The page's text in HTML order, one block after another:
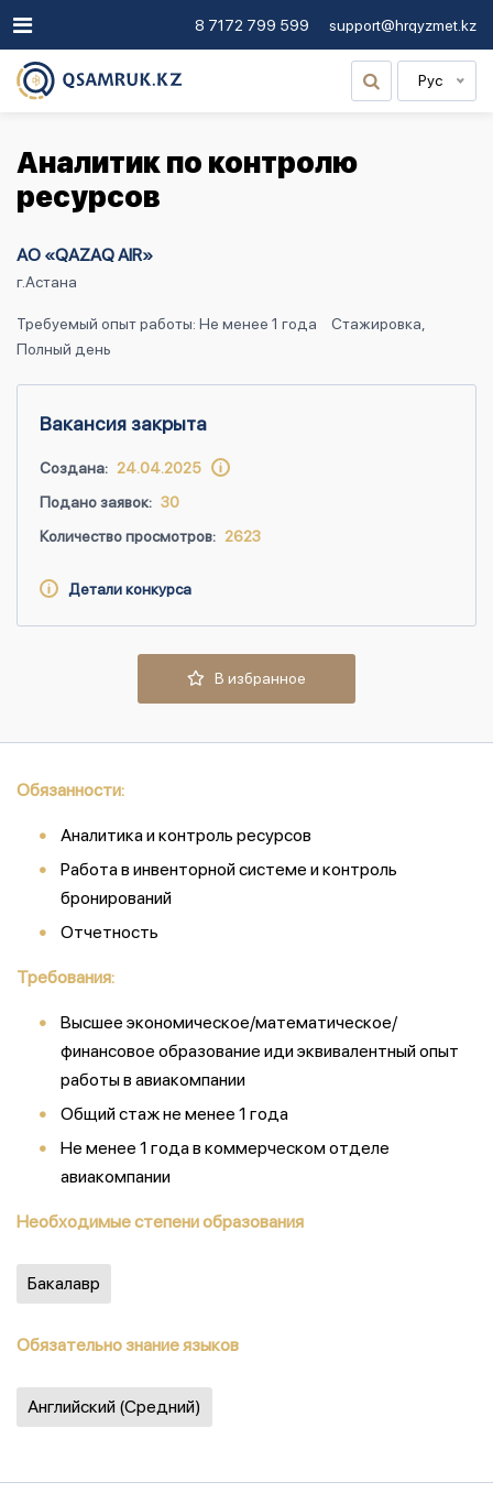
8 7172 799 599 support@hrqyzmet.kz
Рус
Аналитик по контролю
ресурсов
АО «QAZAQ AIR»
г.Астана
Требуемый опыт работы: Не менее 1 года
Стажировка,
Полный день
Вакансия закрыта
Создана: 24.04.2025
Подано заявок: 30
Количество просмотров: 2623
Детали конкурса
В избранное
Обязанности:
Аналитика и контроль ресурсов
Работа в инвенторной системе и контроль
бронирований
Отчетность
Требования:
Высшее экономическое/математическое/
финансовое образование иди эквивалентный опыт
работы в авиакомпании
Общий стаж не менее 1 года
Не менее 1 года в коммерческом отделе
авиакомпании
Необходимые степени образования
Бакалавр
Обязательно знание языков
Английский (Средний)